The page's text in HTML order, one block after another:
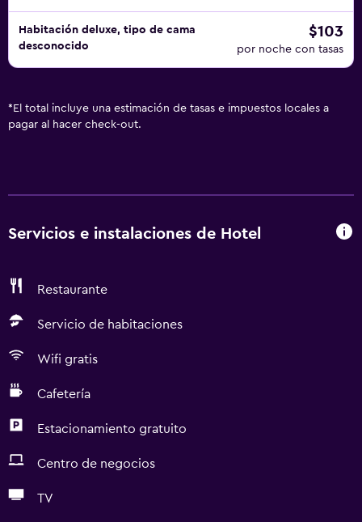
Habitación deluxe, tipo de cama
desconocido
$103
por noche con tasas
* El total incluye una estimación de tasas e impuestos locales a
pagar al hacer check-out.
Servicios e instalaciones de Hotel
Restaurante
Servicio de habitaciones
Wifi gratis
Cafetería
Estacionamiento gratuito
Centro de negocios
TV